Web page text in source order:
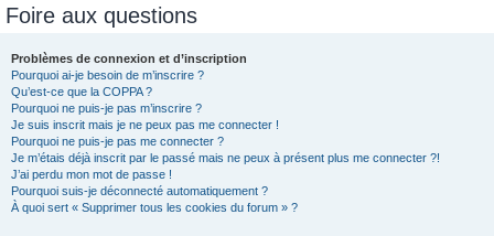
Foire aux questions
Problèmes de connexion et d’inscription
Pourquoi ai-je besoin de m’inscrire ?
Qu’est-ce que la COPPA ?
Pourquoi ne puis-je pas m’inscrire ?
Je suis inscrit mais je ne peux pas me connecter !
Pourquoi ne puis-je pas me connecter ?
Je m’étais déjà inscrit par le passé mais ne peux à présent plus me connecter ?!
J’ai perdu mon mot de passe !
Pourquoi suis-je déconnecté automatiquement ?
À quoi sert « Supprimer tous les cookies du forum » ?